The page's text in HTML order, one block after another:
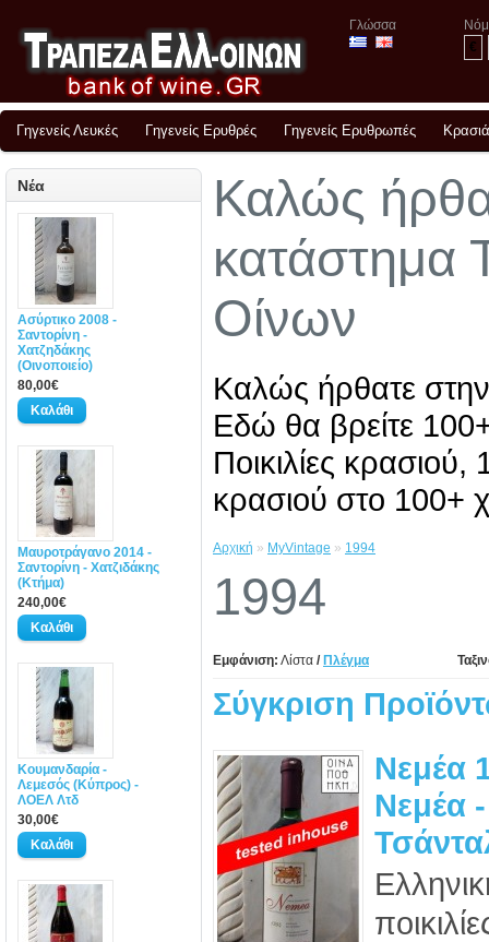
Γλώσσα
€
Γηγενείς Λευκές Γηγενείς Ερυθρές Γηγενείς Ερυθρωπές
Νέα
Ασύρτικο 2008 -
Σαντορίνη -
Χατζηδάκης
(Οινοποιείο)
80,00€
Μαυροτράγανο 2014 -
Σαντορίνη - Χατζιδάκης
(Κτήμα)
240,00€
Κουμανδαρία -
Λεμεσός (Κύπρος) -
ΛΟΕΛ Λτδ
30,00€
Καλώς
κατάστημα
Οίνων
Καλώς ήρθατε
Εδώ θα βρείτε
Ποικιλίες
κρασιού στο 100+
Αρχική » MyVintage » 1994
1994
Εμφάνιση: Λίστα / Πλέγμα
Σύγκριση
Νεμέα
Νεμέα -